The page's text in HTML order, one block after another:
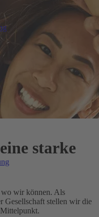
starke
wo wir können. Als
Gesellschaft stellen wir die